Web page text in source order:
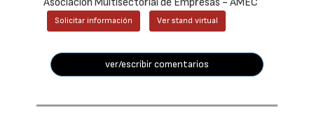
Asociación Multisectorial de Empresas - AMEC
Solicitar información Ver stand virtual
ver/escribir comentarios